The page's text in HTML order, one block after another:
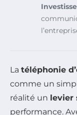
La téléphonie
comme un
réalité un levier
performance.